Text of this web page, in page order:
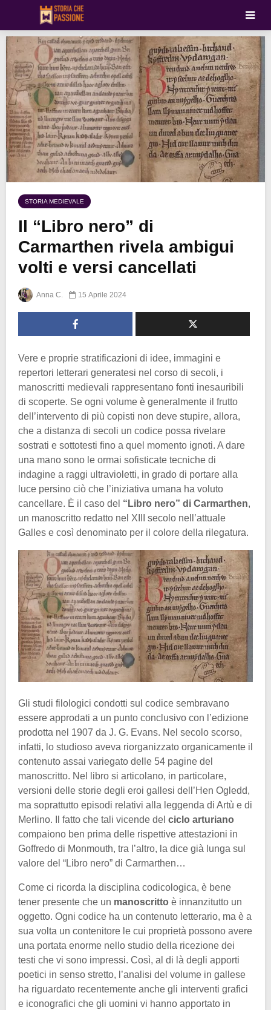
STORIA MEDIEVALE
Il “Libro nero” di
Carmarthen rivela ambigui
volti e versi cancellati
Anna C. 15 Aprile 2024
Vere e proprie stratificazioni di idee, immagini e
repertori letterari generatesi nel corso di secoli, i
manoscritti medievali rappresentano fonti inesauribili
di scoperte. Se ogni volume è generalmente il frutto
dell’intervento di più copisti non deve stupire, allora,
che a distanza di secoli un codice possa rivelare
sostrati e sottotesti fino a quel momento ignoti. A dare
una mano sono le ormai sofisticate tecniche di
indagine a raggi ultravioletti, in grado di portare alla
luce persino ciò che l’iniziativa umana ha voluto
cancellare. È il caso del “Libro nero” di Carmarthen,
un manoscritto redatto nel XIII secolo nell’attuale
Galles e così denominato per il colore della rilegatura.
Gli studi filologici condotti sul codice sembravano
essere approdati a un punto conclusivo con l’edizione
prodotta nel 1907 da J. G. Evans. Nel secolo scorso,
infatti, lo studioso aveva riorganizzato organicamente il
contenuto assai variegato delle 54 pagine del
manoscritto. Nel libro si articolano, in particolare,
versioni delle storie degli eroi gallesi dell’Hen Ogledd,
ma soprattutto episodi relativi alla leggenda di Artù e di
Merlino. Il fatto che tali vicende del ciclo arturiano
compaiono ben prima delle rispettive attestazioni in
Goffredo di Monmouth, tra l’altro, la dice già lunga sul
valore del “Libro nero” di Carmarthen…
Come ci ricorda la disciplina codicologica, è bene
tener presente che un manoscritto è innanzitutto un
oggetto. Ogni codice ha un contenuto letterario, ma è a
sua volta un contenitore le cui proprietà possono avere
una portata enorme nello studio della ricezione dei
testi che vi sono impressi. Così, al di là degli apporti
poetici in senso stretto, l’analisi del volume in gallese
ha riguardato recentemente anche gli interventi grafici
e iconografici che gli uomini vi hanno apportato in